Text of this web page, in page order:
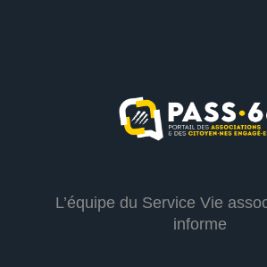
L’équipe du Service Vie
informe